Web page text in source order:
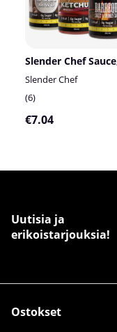
Slender Chef
Slender Chef
6
€7.04
Uutisia ja
erikoistarjouksia!
Ostokset